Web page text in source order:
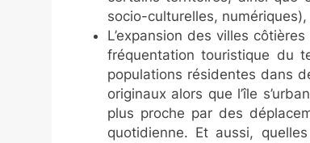
socio-culturelles,
L’expansion des villes
fréquentation touristique du
populations résidentes dans
originaux alors que l’île
plus proche par des
quotidienne. Et aussi,